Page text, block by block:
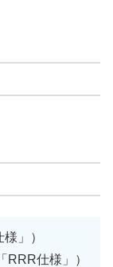
」）
RRR仕様」）